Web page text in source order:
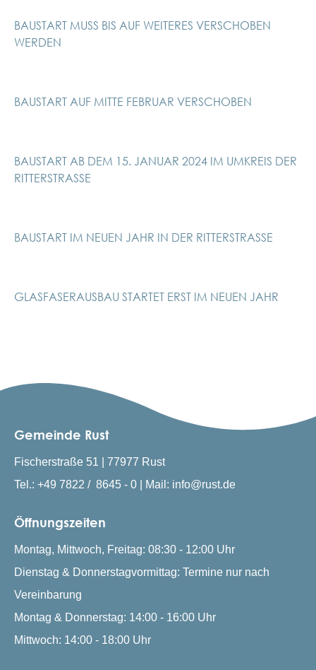
BAUSTART MUSS BIS AUF WEITERES VERSCHOBEN
WERDEN
BAUSTART AUF MITTE FEBRUAR VERSCHOBEN
BAUSTART AB DEM 15. JANUAR 2024 IM UMKREIS DER
RITTERSTRASSE
BAUSTART IM NEUEN JAHR IN DER RITTERSTRASSE
GLASFASERAUSBAU STARTET ERST IM NEUEN JAHR
Gemeinde Rust
Fischerstraße 51 | 77977 Rust
Tel.: +49 7822 / 8645 - 0 | Mail: info@rust.de
Öffnungszeiten
Montag, Mittwoch, Freitag: 08:30 - 12:00 Uhr
Dienstag & Donnerstagvormittag: Termine nur nach
Vereinbarung
Montag & Donnerstag: 14:00 - 16:00 Uhr
Mittwoch: 14:00 - 18:00 Uhr